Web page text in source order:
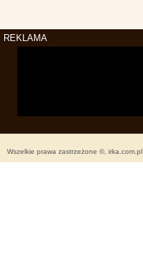
REKLAMA
Wszelkie prawa zastrzeżone ©, irka.com.pl